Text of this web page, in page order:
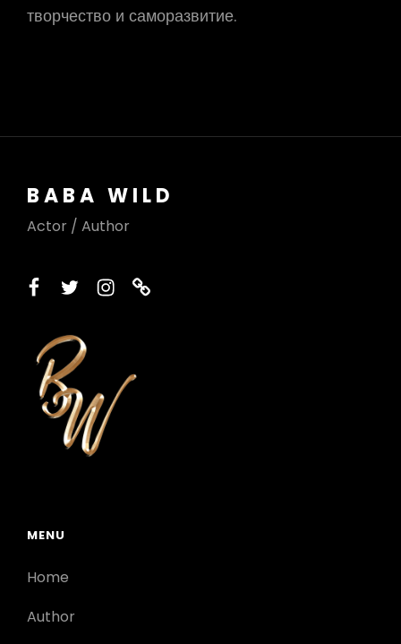
творчество и саморазвитие.
BABA WILD
Actor / Author
facebook
twitterinstagram
printerest
MENU
Home
Author